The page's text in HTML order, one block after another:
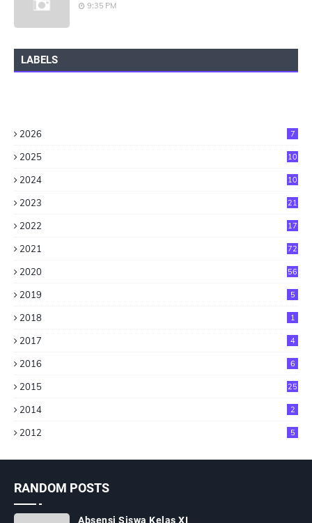
9:35 PM
LABELS
2026 7
2025 10
2024 10
2023 21
2022 17
2021 72
2020 56
2019 5
2018 1
2017 4
2016 6
2015 25
2014 2
2012 5
RANDOM POSTS
Absensi Siswa Kelas XI